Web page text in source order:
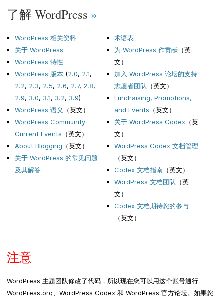
了解 WordPress »
WordPress 相关资料
关于 WordPress
WordPress 特性
WordPress 版本 (2.0, 2.1,
2.2, 2.3, 2.5, 2.6, 2.7, 2.8,
2.9, 3.0, 3.1, 3.2, 3.9)
WordPress 语义
（英文）
WordPress Community
Current Events （英文）
About Blogging （英文）
关于 WordPress 的常见问题
及其解答
术语表
为 WordPress 作贡献 （英
文）
加入 WordPress 论坛的支持
志愿者团队
（英文）
Fundraising, Promotions,
and Events （英文）
关于 WordPress Codex （英
文）
WordPress Codex 文档管理
（英文）
Codex 文档指南 （英文）
WordPress 文档团队
（英
文）
Codex 文档期待您的参与
（英文）
注意
WordPress 主题团队修改了代码，所以现在您可以用这个账号通行
WordPress.org、WordPress Codex 和 WordPress 官方论坛。如果您